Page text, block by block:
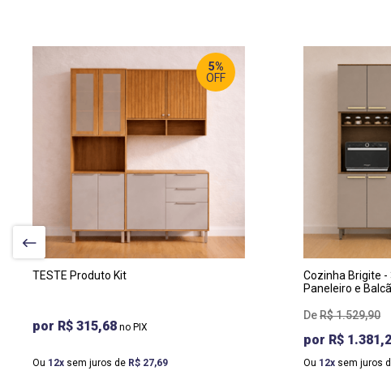
TESTE Produto Kit
R$ 315,68
Ou 12 sem juros de R$ 27,69
5%
OFF
LARGURA
ALTURA:
220 CM
Cozinha Brigite -
Paneleiro e
R$1.529,90
R$
Ou 12 sem juros